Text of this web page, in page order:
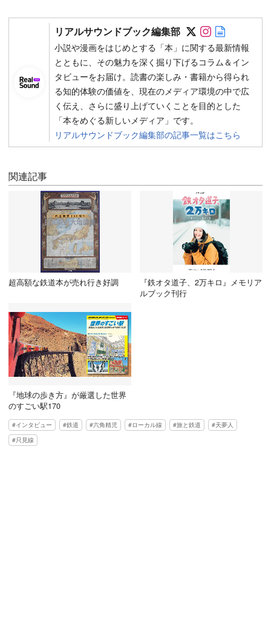
リアルサウンドブック編集部 Follow on
Follow on
小説や漫画をはじめとする「本」に関する最新情報
とともに、その魅力を深く掘り下げるコラム＆イン
タビューをお届け。読書の楽しみ・書籍から得られ
る知的体験の価値を、現在のメディア環境の中で広
く伝え、さらに盛り上げていくことを目的とした
「本をめぐる新しいメディア」です。
リアルサウンドブック編集部の記事一覧はこちら
関連記事
超高額な鉄道本が売れ行き好調
『鉄オタ道子、2万キロ』メモリア
ルブック刊行
『地球の歩き方』が厳選した世界
のすごい駅170
インタビュー 鉄道 六角精児 ローカル線 旅と鉄道
天夢人
只見線